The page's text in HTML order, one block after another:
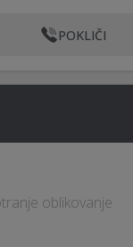
POKLIČI
oblikovanje